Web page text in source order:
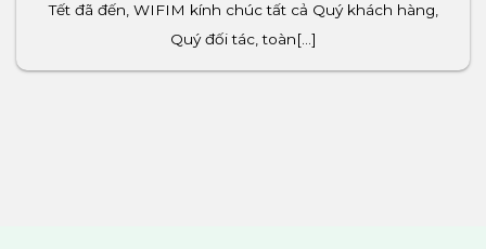
Tết đã đến, WIFIM kính chúc tất cả Quý khách hàng,
Quý đối tác, toàn[...]